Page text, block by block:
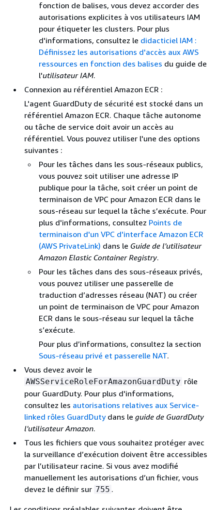
fonction de balises, vous devez accorder des
autorisations explicites à vos utilisateurs IAM
pour étiqueter les clusters. Pour plus
d'informations, consultez le didacticiel IAM :
Définissez les autorisations d'accès aux AWS
ressources en fonction des balises du guide de
l'utilisateur IAM.
Connexion au référentiel Amazon ECR :
L'agent GuardDuty de sécurité est stocké dans un
référentiel Amazon ECR. Chaque tâche autonome
ou tâche de service doit avoir un accès au
référentiel. Vous pouvez utiliser l'une des options
suivantes :
Pour les tâches dans les sous-réseaux publics,
vous pouvez soit utiliser une adresse IP
publique pour la tâche, soit créer un point de
terminaison de VPC pour Amazon ECR dans le
sous-réseau sur lequel la tâche s’exécute. Pour
plus d'informations, consultez Points de
terminaison d'un VPC d'interface Amazon ECR
(AWS PrivateLink) dans le Guide de l'utilisateur
Amazon Elastic Container Registry.
Pour les tâches dans des sous-réseaux privés,
vous pouvez utiliser une passerelle de
traduction d’adresses réseau (NAT) ou créer
un point de terminaison de VPC pour Amazon
ECR dans le sous-réseau sur lequel la tâche
s’exécute.
Pour plus d’informations, consultez la section
Sous-réseau privé et passerelle NAT.
Vous devez avoir le
AWSServiceRoleForAmazonGuardDuty rôle
pour GuardDuty. Pour plus d'informations,
consultez les autorisations relatives aux Service-
linked rôles GuardDutydans le guide de GuardDuty
l'utilisateur Amazon.
Tous les fichiers que vous souhaitez protéger avec
la surveillance d’exécution doivent être accessibles
par l’utilisateur racine. Si vous avez modifié
manuellement les autorisations d’un fichier, vous
devez le définir sur 755 .